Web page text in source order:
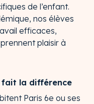
de l’enfant.
nos élèves
efficaces,
plaisir à
fait la différence
Paris 6e ou ses